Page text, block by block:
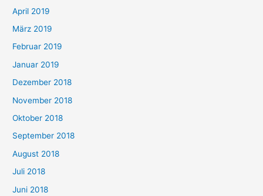
April 2019
März 2019
Februar 2019
Januar 2019
Dezember 2018
November 2018
Oktober 2018
September 2018
August 2018
Juli 2018
Juni 2018